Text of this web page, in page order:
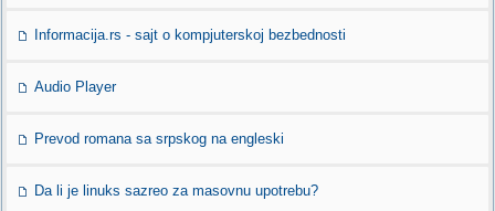
Informacija.rs - sajt o kompjuterskoj bezbednosti
Audio Player
Prevod romana sa srpskog na engleski
Da li je linuks sazreo za masovnu upotrebu?